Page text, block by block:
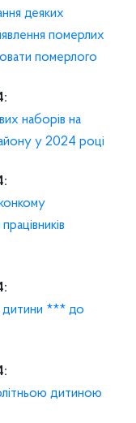
деяких
померлих
померлого
наборів на
у 2024 році
дитини *** до
дитиною